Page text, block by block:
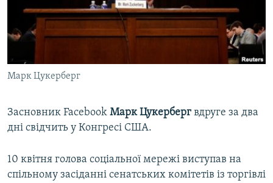
ВІДЕОУРОКИ «ELIFBE»
СВІДЧЕННЯ ОКУПАЦІЇ
УКРАЇНСЬКА ПРОБЛЕМА КРИМУ
ІНФОГРАФІКА
Русский
ДОЛУЧАЙСЯ!
Усі сайти RFE/RL
Марк Цукерберг
Засновник Facebook Марк Цукерберг вдруге за два
дні свідчить у Конгресі США.
10 квітня голова соціальної мережі виступав на
спільному засіданні сенатських комітетів із торгівлі